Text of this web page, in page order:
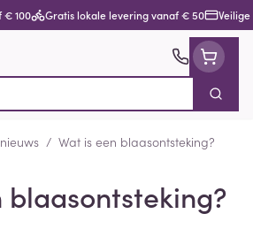
€ 100 Gratis lokale levering vanaf € 50
Zoek
/ Wat is een blaasontsteking?
blaasontsteking?